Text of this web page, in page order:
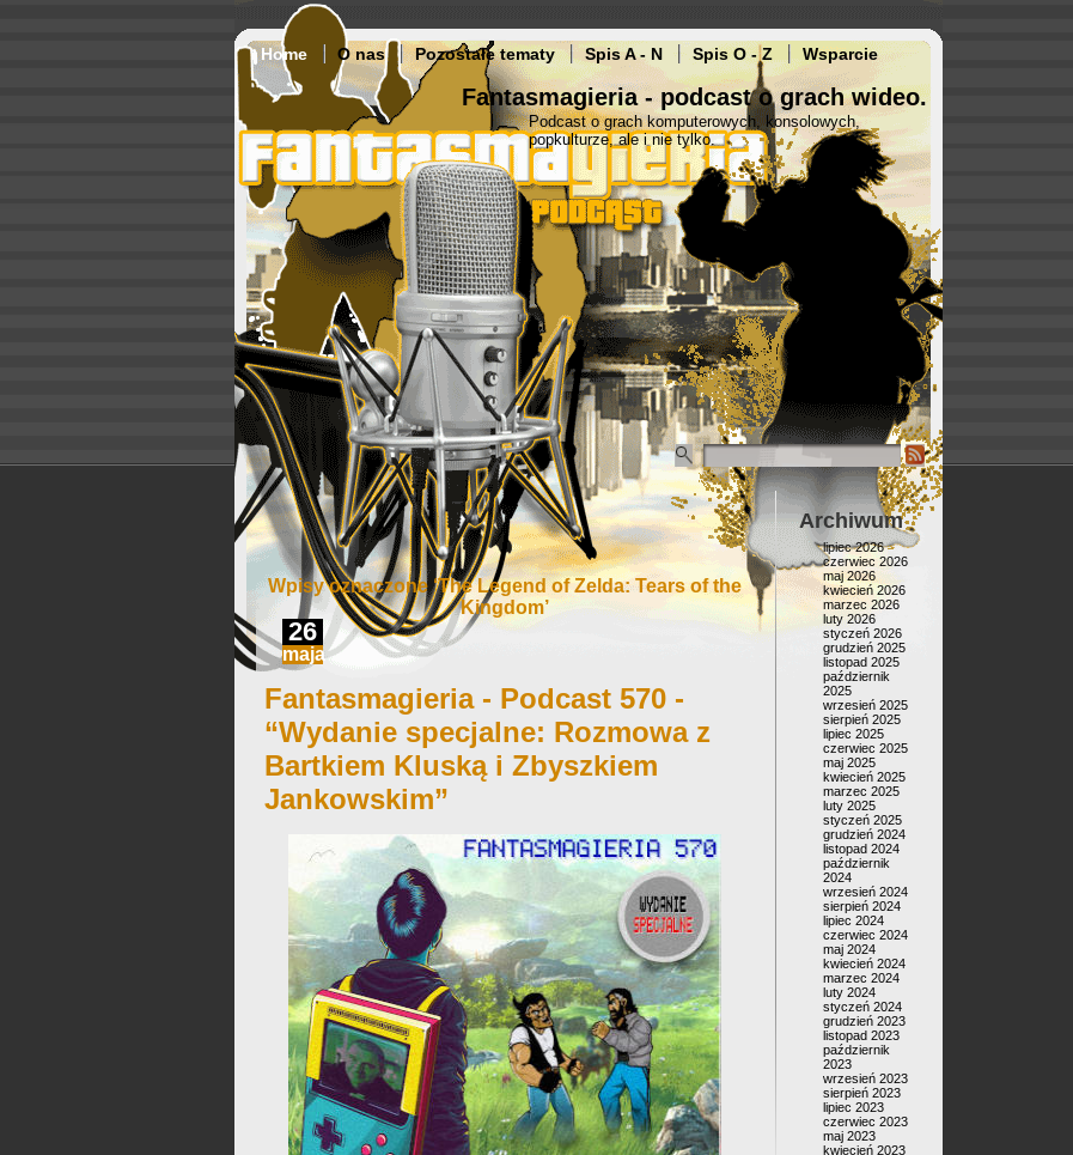
Home O nas Pozostałe tematy Spis A - N Spis O - Z Wsparcie
Fantasmagieria - podcast o grach wideo.
Podcast o grach komputerowych, konsolowych,
popkulturze, ale i nie tylko.
Wpisy oznaczone ‘The Legend of Zelda: Tears of the
Kingdom’
26
maja
Fantasmagieria - Podcast 570 -
“Wydanie specjalne: Rozmowa z
Bartkiem Kluską i Zbyszkiem
Jankowskim”
Archiwum
lipiec 2026
czerwiec 2026
maj 2026
kwiecień 2026
marzec 2026
luty 2026
styczeń 2026
grudzień 2025
listopad 2025
październik
2025
wrzesień 2025
sierpień 2025
lipiec 2025
czerwiec 2025
maj 2025
kwiecień 2025
marzec 2025
luty 2025
styczeń 2025
grudzień 2024
listopad 2024
październik
2024
wrzesień 2024
sierpień 2024
lipiec 2024
czerwiec 2024
maj 2024
kwiecień 2024
marzec 2024
luty 2024
styczeń 2024
grudzień 2023
listopad 2023
październik
2023
wrzesień 2023
sierpień 2023
lipiec 2023
czerwiec 2023
maj 2023
kwiecień 2023